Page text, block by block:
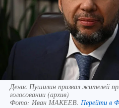
Денис Пушилин призвал жителей
голосовании (архив)
Фото: Иван МАКЕЕВ. Перейти в